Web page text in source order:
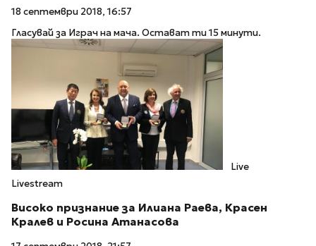
18 септември 2018, 16:57
Гласувай за Играч на мача. Остават ти 15 минути.
Live
Livestream
Високо признание за Илиана Раева, Красен
Кралев и Росина Атанасова